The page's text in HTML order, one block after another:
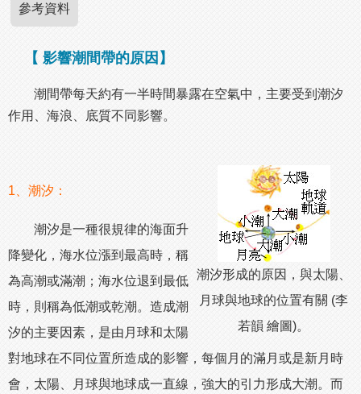
參考資料
【 影響潮間帶的原因】
潮間帶每天約有一半時間暴露在空氣中，主要受到潮汐
作用、海浪、底質不同影響。
潮汐形成的原因，與太陽、
月球與地球的位置有關 (李
若韻 繪圖)。
1、潮汐：
潮汐是一種很規律的海面升
降變化，海水位漲到最高時，稱
為高潮或滿潮；海水位退到最低
時，則稱為低潮或乾潮。造成潮
汐的主要因素，是由月球和太陽
對地球在不同位置所造成的影響，每個月的滿月或是新月時
會，太陽、月球與地球成一直線，強大的引力形成大潮。而